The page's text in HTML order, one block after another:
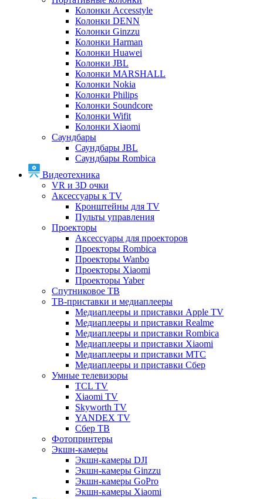
Колонки Accesstyle
Колонки DENN
Колонки Ginzzu
Колонки Harman
Колонки Huawei
Колонки JBL
Колонки MARSHALL
Колонки Nokia
Колонки Philips
Колонки Soundcore
Колонки Wifit
Колонки Xiaomi
Саундбары
Саундбары JBL
Саундбары Rombica
Видеотехника
VR и 3D очки
Аксессуары к TV
Кронштейны для TV
Пульты управления
Проекторы
Аксессуары для проекторов
Проекторы Rombica
Проекторы Wanbo
Проекторы Xiaomi
Проекторы Yaber
Спутниковое ТВ
ТВ-приставки и медиаплееры
Медиаплееры и приставки Apple TV
Медиаплееры и приставки Realme
Медиаплееры и приставки Rombica
Медиаплееры и приставки Xiaomi
Медиаплееры и приставки МТС
Медиаплееры и приставки Сбер
Умные телевизоры
TCL TV
Xiaomi TV
Skyworth TV
YANDEX TV
Сбер ТВ
Фотопринтеры
Экшн-камеры
Экшн-камеры DJI
Экшн-камеры Ginzzu
Экшн-камеры GoPro
Экшн-камеры Xiaomi